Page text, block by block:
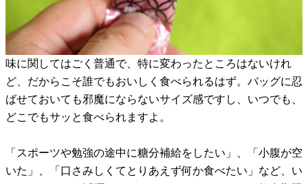
味に関してはごく普通で、特に変わったところはないけれ
ど、だからこそ誰でもおいしく食べられるはず。バッグに忍
ばせておいても邪魔にならないサイズ感ですし、いつでも、
どこでもサッと食べられますよ。
「スポーツや勉強の途中に糖分補給をしたい」、「小腹が空
いた」、「口さみしくてとりあえず何か食べたい」など、い